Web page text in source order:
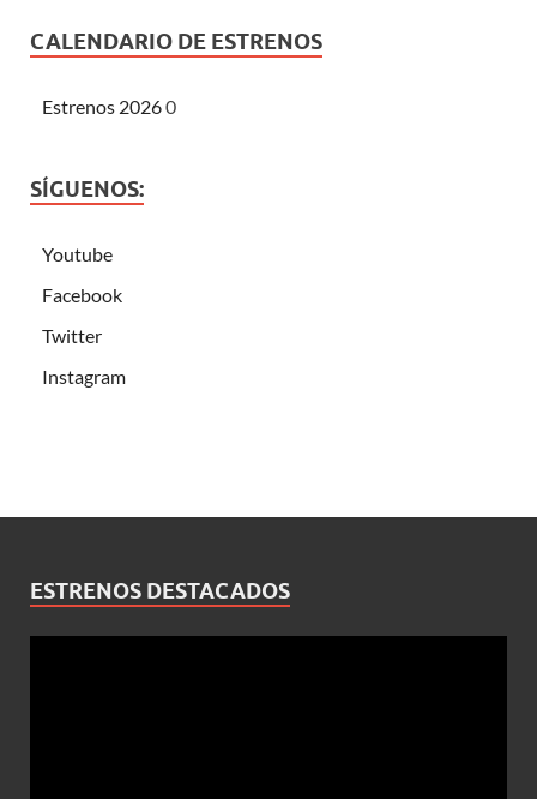
CALENDARIO DE ESTRENOS
Estrenos 20260
SÍGUENOS:
Youtube
Facebook
Twitter
Instagram
ESTRENOS DESTACADOS